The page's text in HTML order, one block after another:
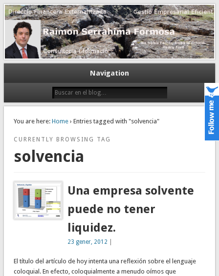
Dirección financiera de la PyME
Gestión empresarial eficiente. Dirección financiera externalizada.
Navigation
You are here: Home› Entries tagged with "solvencia"
CURRENTLY BROWSING TAG
solvencia
Una empresa solvente
puede no tener
liquidez.
23 gener, 2012
El título del artículo de hoy intenta una reflexión sobre el lenguaje
coloquial. En efecto, coloquialmente a menudo oímos que